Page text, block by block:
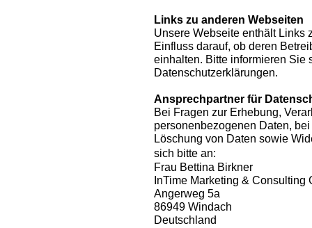
Links zu anderen Webseiten
Unsere Webseite enthält Links
Einfluss darauf, ob deren
einhalten. Bitte informieren Sie
Datenschutzerklärungen.
Ansprechpartner für
Bei Fragen zur Erhebung,
personenbezogenen Daten,
Löschung von Daten sowie
sich bitte an:
Frau Bettina Birkner
InTime Marketing & Consulting
Angerweg 5a
86949 Windach
Deutschland